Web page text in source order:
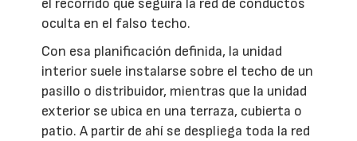
el recorrido que seguirá la red de conductos
oculta en el falso techo.
Con esa planificación definida, la unidad
interior suele instalarse sobre el techo de un
pasillo o distribuidor, mientras que la unidad
exterior se ubica en una terraza, cubierta o
patio. A partir de ahí se despliega toda la red